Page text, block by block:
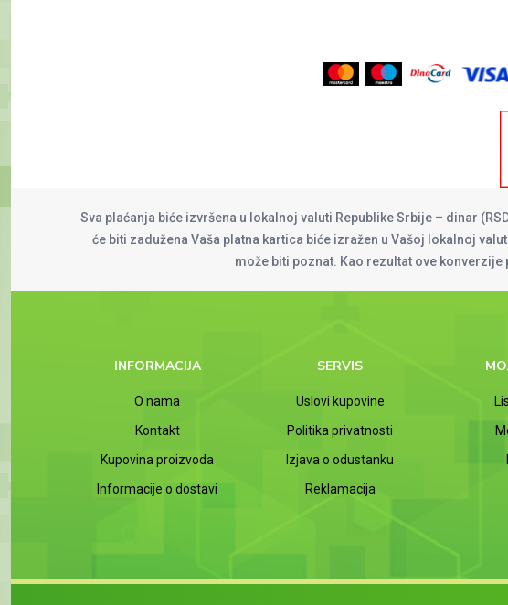
Sva plaćanja biće izvršena u lokalnoj valuti Republike Srbije – dinar
će biti zadužena Vaša platna kartica biće izražen u Vašoj lokalnoj
može biti poznat. Kao rezultat ove
INFORMACIJA
O nama
Kontakt
Kupovina proizvoda
Informacije o dostavi
SERVIS
Uslovi kupovine
Politika privatnosti
Izjava o odustanku
Reklamacija